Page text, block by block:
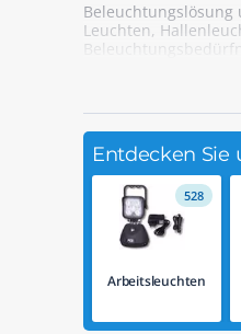
Beleuchtungslösung
Leuchten,
Entdecken Sie
528
Arbeitsleuchten